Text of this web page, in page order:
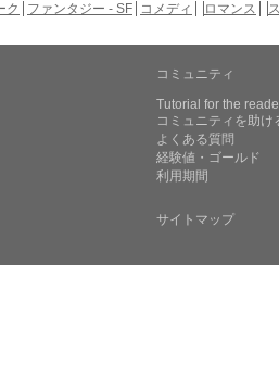
ク ファンタジー - SF コメディ ロマンス
コミュニティ
Tutorial for the
コミュニティを助け
よくある質問
経験値・ゴールド
利用期間
サイトマップ